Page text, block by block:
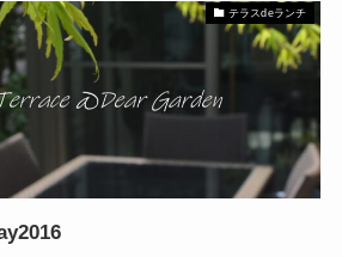
テラスdeランチ